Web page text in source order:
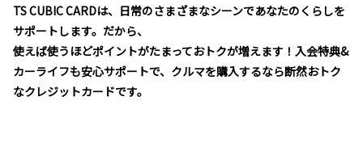
TS CUBIC CARDは、日常のさまざまなシーンであなたのくらしを
サポートします。だから、
使えば使うほどポイントがたまっておトクが増えます！入会特典&
カーライフも安心サポートで、クルマを購入するなら断然おトク
なクレジットカードです。